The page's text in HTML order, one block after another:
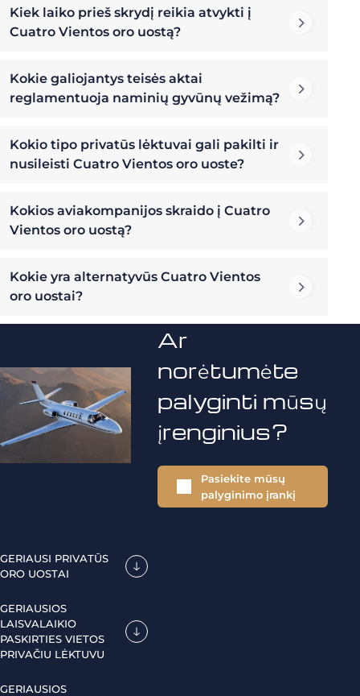
Kiek laiko prieš skrydį reikia atvykti į
Cuatro Vientos oro uostą?
Kokie galiojantys teisės aktai
reglamentuoja naminių gyvūnų vežimą?
Kokio tipo privatūs lėktuvai gali pakilti ir
nusileisti Cuatro Vientos oro uoste?
Kokios aviakompanijos skraido į Cuatro
Vientos oro uostą?
Kokie yra alternatyvūs Cuatro Vientos
oro uostai?
Ar
norėtumėte
palyginti mūsų
įrenginius?
Pasiekite mūsų
palyginimo įrankį
GERIAUSI PRIVATŪS
ORO UOSTAI
GERIAUSIOS
LAISVALAIKIO
PASKIRTIES VIETOS
PRIVAČIU LĖKTUVU
GERIAUSIOS